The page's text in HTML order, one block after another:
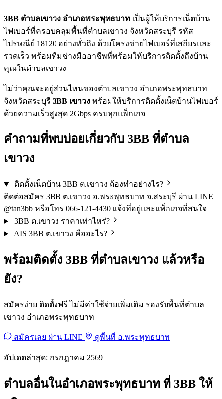
3BB ตำบลเขาวง อำเภอพระพุทธบาท เป็นผู้ให้บริการเน็ตบ้าน
ไฟเบอร์ที่ครอบคลุมพื้นที่ตำบลเขาวง จังหวัดสระบุรี รหัส
ไปรษณีย์ 18120 อย่างทั่วถึง ด้วยโครงข่ายไฟเบอร์ที่เสถียรและ
รวดเร็ว พร้อมทีมช่างมืออาชีพที่พร้อมให้บริการติดตั้งถึงบ้าน
คุณในตำบลเขาวง
ไม่ว่าคุณจะอยู่ส่วนไหนของตำบลเขาวง อำเภอพระพุทธบาท
จังหวัดสระบุรี 3BB เขาวง พร้อมให้บริการติดตั้งเน็ตบ้านไฟเบอร์
ด้วยความเร็วสูงสุด 2Gbps ครบทุกแพ็กเกจ
คำถามที่พบบ่อยเกี่ยวกับ 3BB ที่ตำบล
เขาวง
ติดตั้งเน็ตบ้าน 3BB ต.เขาวง ต้องทำอย่างไร?
ติดต่อสมัคร 3BB ต.เขาวง อ.พระพุทธบาท จ.สระบุรี ผ่าน LINE
@tan3bb หรือโทร 066-121-4430 แจ้งที่อยู่และแพ็กเกจที่สนใจ
3BB ต.เขาวง ราคาเท่าไหร่?
AIS 3BB ต.เขาวง คืออะไร?
พร้อมติดตั้ง 3BB ที่ตำบลเขาวง แล้วหรือ
ยัง?
สมัครง่าย ติดตั้งฟรี ไม่มีค่าใช้จ่ายเพิ่มเติม รองรับพื้นที่ตำบล
เขาวง อำเภอพระพุทธบาท
สมัครเลย ผ่าน LINE ดูพื้นที่ อ.พระพุทธบาท
อัปเดตล่าสุด: กรกฎาคม 2569
ตำบลอื่นในอำเภอพระพุทธบาท ที่ 3BB ให้